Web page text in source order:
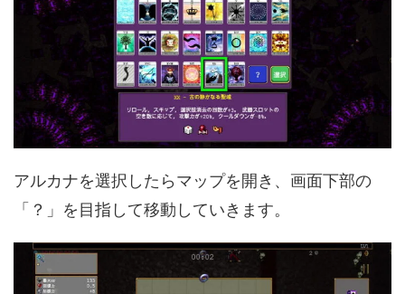
アルカナを選択したらマップを開き、画面下部の
「？」を目指して移動していきます。